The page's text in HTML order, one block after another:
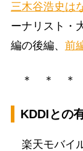
三木谷浩史は
ーナリスト・
編の後編、 前
＊ ＊ ＊
KDDIとの
楽天モバイ